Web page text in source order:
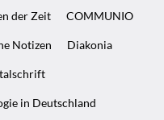
der Zeit COMMUNIO
Notizen Diakonia
in Deutschland